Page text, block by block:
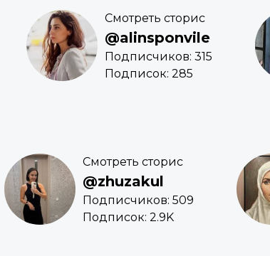
Смотреть сторис
@alinsponvile
Подписчиков: 315
Подписок: 285
Смотреть сторис
@zhuzakul
Подписчиков: 509
Подписок: 2.9K